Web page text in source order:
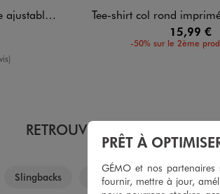
- Tanéo
Tee-shirt col rond imprimé femme
15,99 €
-50% sur le 2ème
RETROUVEZ NOS
Slingbacks Tenues mariage
PRÊT À
GÉMO et nos partenaires
fournir, mettre à jour,